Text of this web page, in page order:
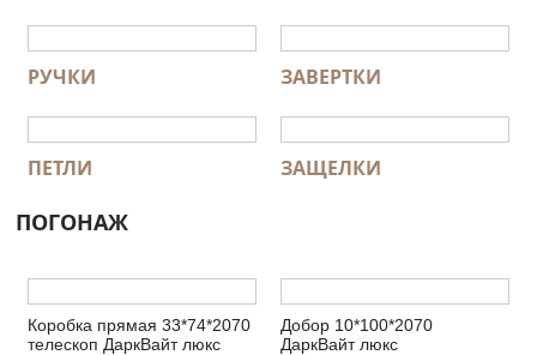
РУЧКИ ЗАВЕРТКИ
ПЕТЛИ ЗАЩЕЛКИ
ПОГОНАЖ
Коробка прямая 33*74*2070
телескоп ДаркВайт люкс
Добор 10*100*2070
ДаркВайт люкс